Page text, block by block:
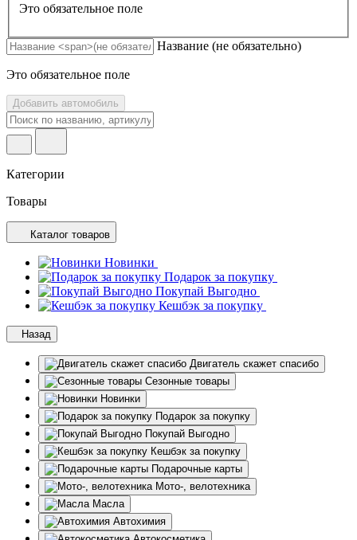
Это обязательное поле
Название (не обязательно)
Это обязательное поле
Добавить автомобиль
Категории
Товары
Каталог товаров
Новинки
Подарок за покупку
Покупай Выгодно
Кешбэк за покупку
Назад
Двигатель скажет спасибо
Сезонные товары
Новинки
Подарок за покупку
Покупай Выгодно
Кешбэк за покупку
Подарочные карты
Мото-, велотехника
Масла
Автохимия